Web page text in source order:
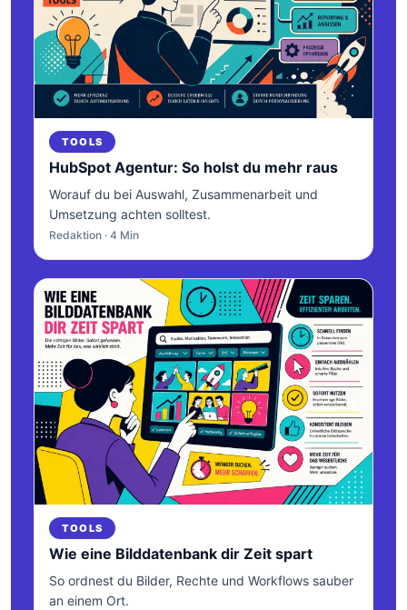
TOOLS
HubSpot Agentur: So holst du mehr raus
Worauf du bei Auswahl, Zusammenarbeit und
Umsetzung achten solltest.
Redaktion · 4 Min
TOOLS
Wie eine Bilddatenbank dir Zeit spart
So ordnest du Bilder, Rechte und Workflows sauber
an einem Ort.